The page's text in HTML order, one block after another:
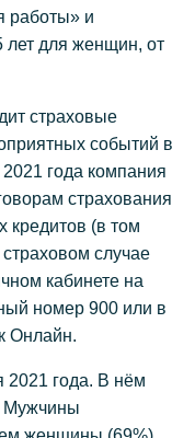
работы» и
для женщин, от
страховые
событий в
года компания
страхования
кредитов (в том
случае
кабинете на
номер 900 или в
Онлайн.
2021 года. В нём
Мужчины